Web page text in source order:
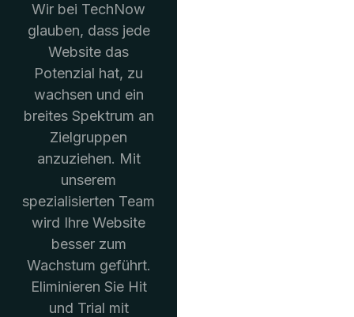
Wir bei TechNow
glauben, dass jede
Website das
Potenzial hat, zu
wachsen und ein
breites Spektrum an
Zielgruppen
anzuziehen. Mit
unserem
spezialisierten Team
wird Ihre Website
besser zum
Wachstum geführt.
Eliminieren Sie Hit
und Trial mit